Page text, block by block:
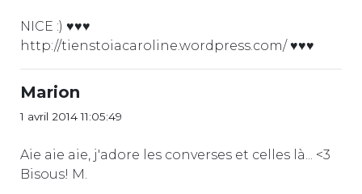
NICE :) ♥♥♥
http://tienstoiacaroline.wordpress.com/ ♥♥♥
Marion
1 avril 2014 11:05:49
Aie aie aie, j'adore les converses et celles là... <3
Bisous! M.